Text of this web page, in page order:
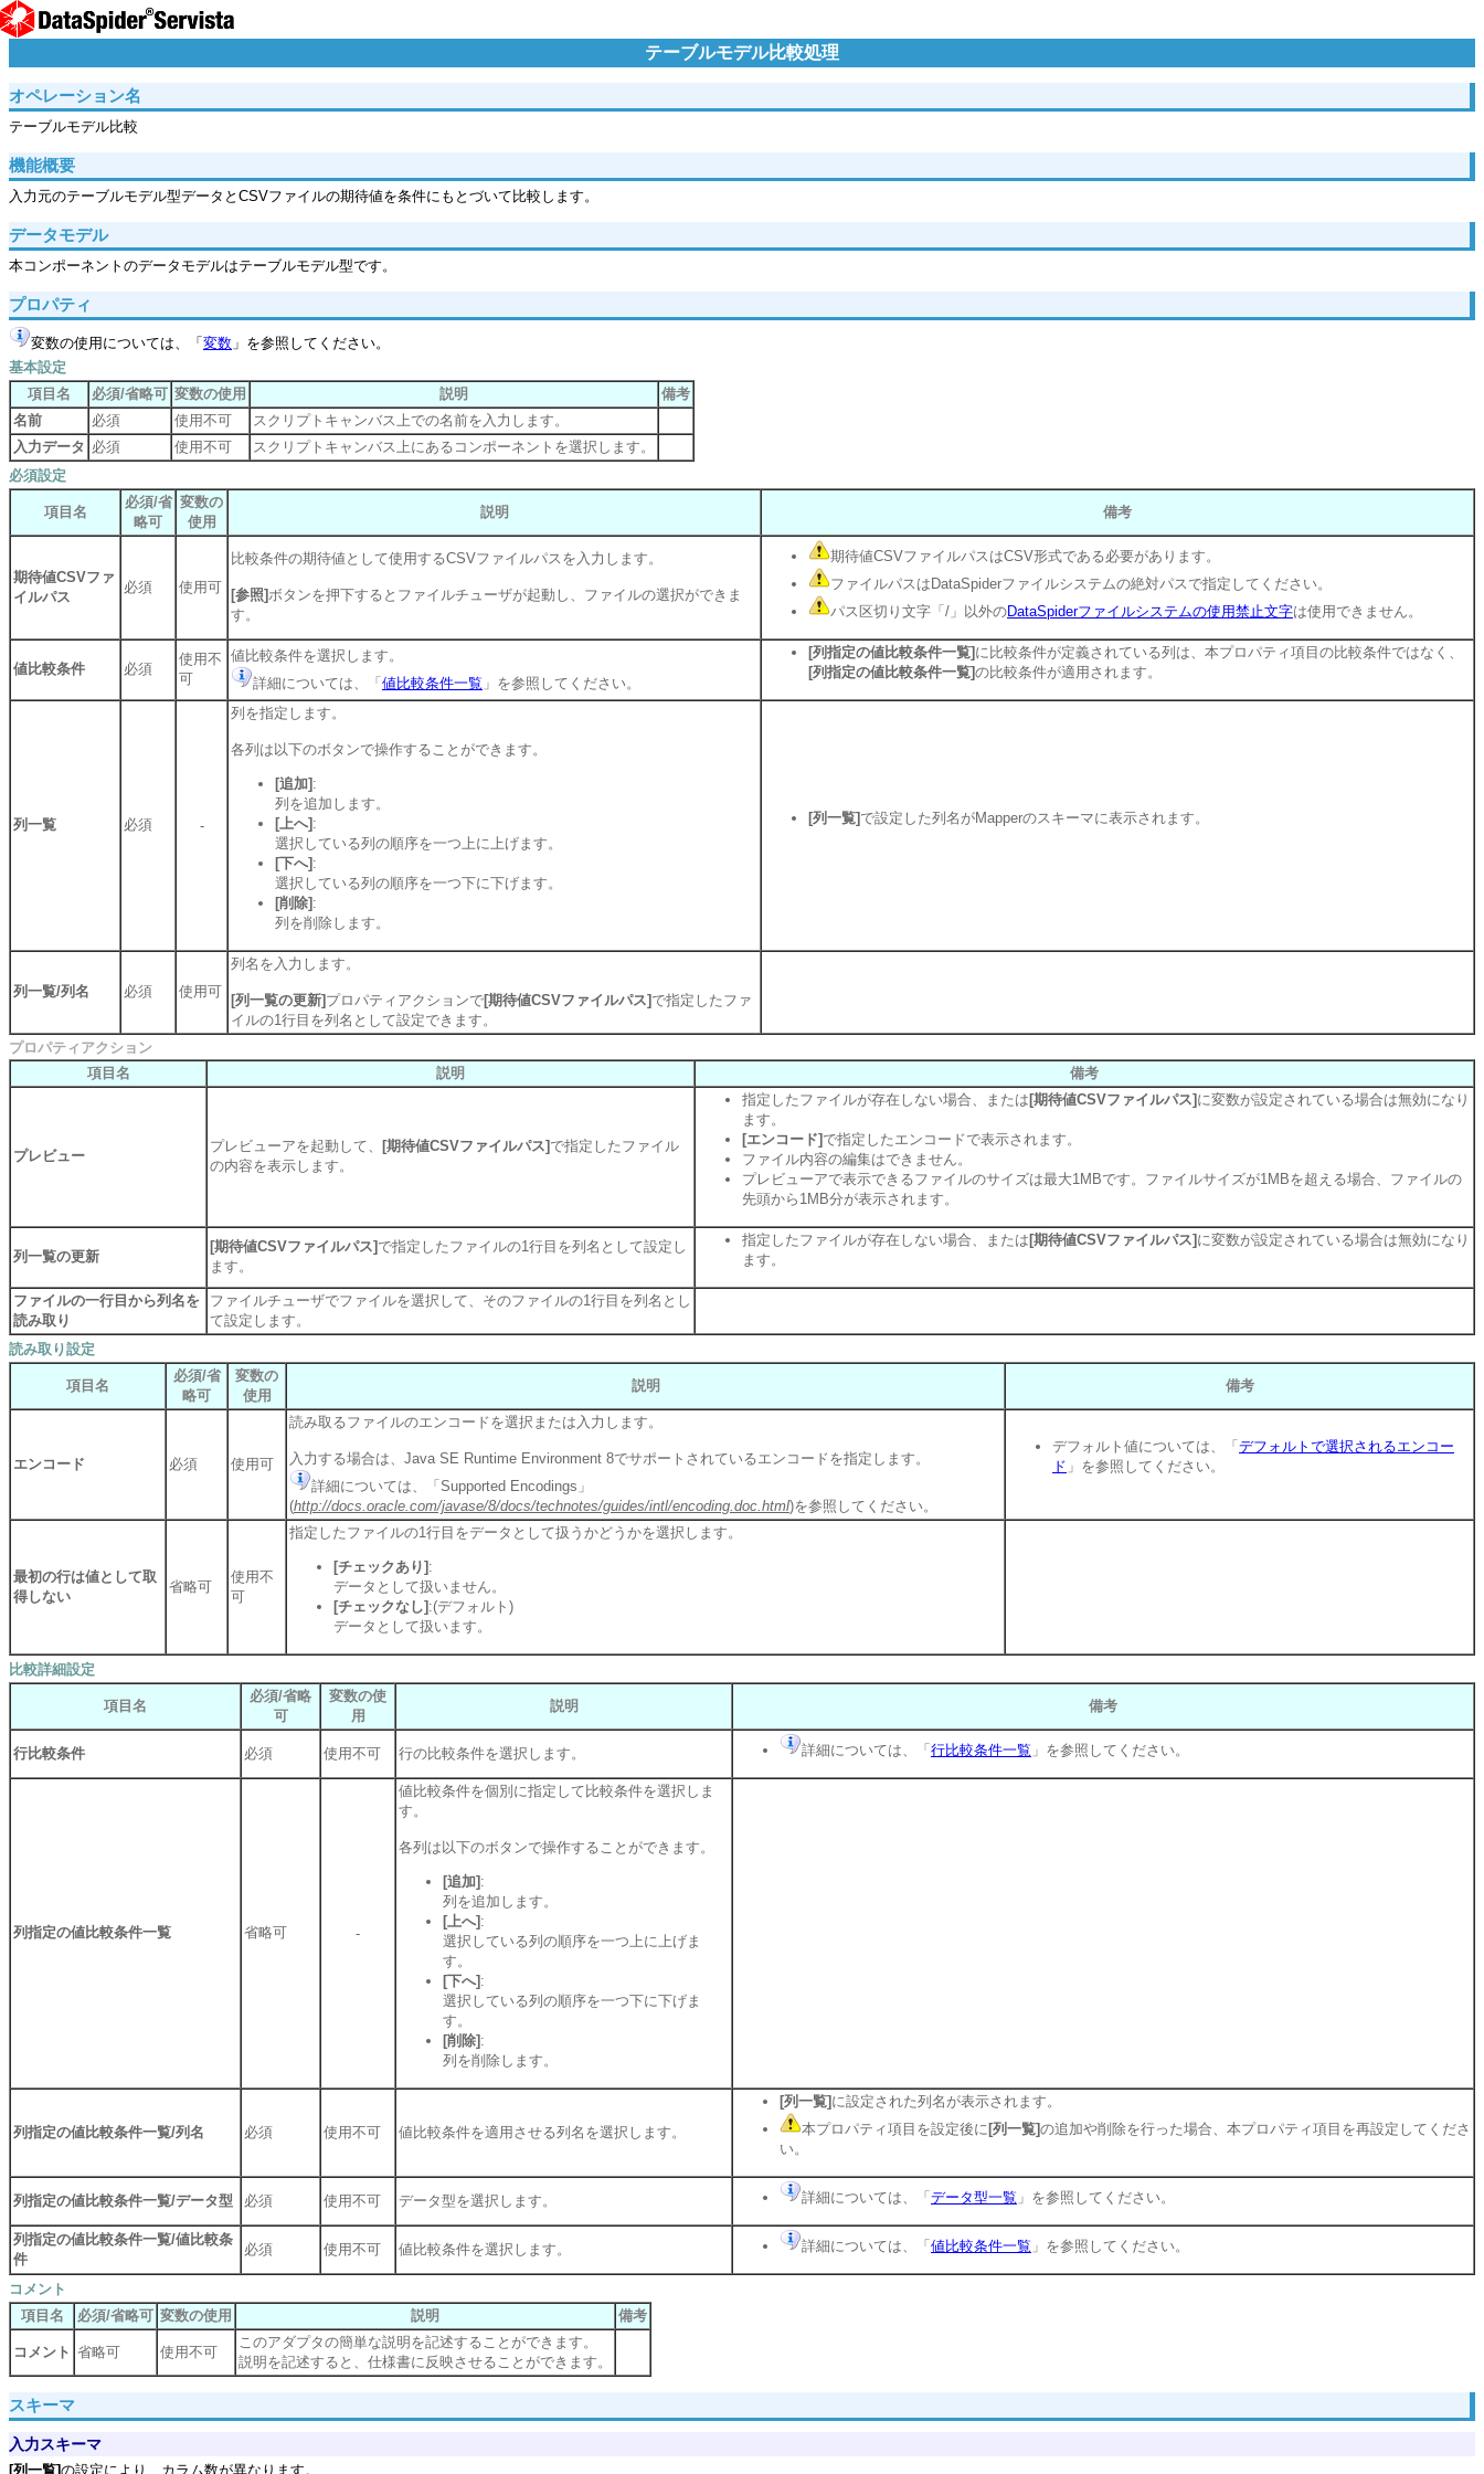
テーブルモデル比較処理
オペレーション名
テーブルモデル比較
機能概要
入力元のテーブルモデル型データとCSVファイルの期待値を条件にもとづいて比較します。
データモデル
本コンポーネントのデータモデルはテーブルモデル型です。
プロパティ
変数の使用については、「 変数 」を参照してください。
基本設定
項目名
必須/省略可 変数の使用 説明
備考
名前
必須 使用不可
スクリプトキャンバス上での名前を入力します。
入力データ 必須 使用不可
スクリプトキャンバス上にあるコンポーネントを選択します。
必須設定
項目名
必須/省
略可
変数の
使用
説明 備考
期待値CSVファ
イルパス
必須 使用可
比較条件の期待値として使用するCSVファイルパスを入力します。
[参照]ボタンを押下するとファイルチューザが起動し、ファイルの選択ができま
す。
期待値CSVファイルパスはCSV形式である必要があります。
ファイルパスはDataSpiderファイルシステムの絶対パスで指定してください。
パス区切り文字「/」以外のDataSpiderファイルシステムの使用禁止文字は使用できません。
値比較条件 必須
使用不
可
値比較条件を選択します。
詳細については、「 値比較条件一覧 」を参照してください。
[列指定の値比較条件一覧] に比較条件が定義されている列は、本プロパティ項目の比較条件ではなく、
[列指定の値比較条件一覧]の比較条件が適用されます。
列一覧 必須 -
列を指定します。
各列は以下のボタンで操作することができます。
[追加] :
列を追加します。
[上へ] :
選択している列の順序を一つ上に上げます。
[下へ] :
選択している列の順序を一つ下に下げます。
[削除] :
列を削除します。
[列一覧] で設定した列名がMapperのスキーマに表示されます。
列一覧/列名 必須 使用可
列名を入力します。
[列一覧の更新] プロパティアクションで[期待値CSVファイルパス] で指定したファ
イルの1行目を列名として設定できます。
プロパティアクション
項目名
説明 備考
プレビュー
プレビューアを起動して、 [期待値CSVファイルパス] で指定したファイル
の内容を表示します。
指定したファイルが存在しない場合、または [期待値CSVファイルパス] に変数が設定されている場合は無効になり
ます。
[エンコード] で指定したエンコードで表示されます。
ファイル内容の編集はできません。
プレビューアで表示できるファイルのサイズは最大1MBです。ファイルサイズが1MBを超える場合、ファイルの
先頭から1MB分が表示されます。
列一覧の更新
[期待値CSVファイルパス] で指定したファイルの1行目を列名として設定し
ます。
指定したファイルが存在しない場合、または [期待値CSVファイルパス] に変数が設定されている場合は無効になり
ます。
ファイルの一行目から列名を
読み取り
ファイルチューザでファイルを選択して、そのファイルの1行目を列名とし
て設定します。
読み取り設定
項目名
必須/省
略可
変数の
使用
説明 備考
エンコード 必須 使用可
読み取るファイルのエンコードを選択または入力します。
入力する場合は、Java SE Runtime Environment 8でサポートされているエンコードを指定します。
詳細については、「Supported Encodings」
(http://docs.oracle.com/javase/8/docs/technotes/guides/intl/encoding.doc.html)を参照してください。
デフォルト値については、「 デフォルトで選択されるエンコー
ド 」を参照してください。
最初の行は値として取
得しない
省略可
使用不
可
指定したファイルの1行目をデータとして扱うかどうかを選択します。
[チェックあり] :
データとして扱いません。
[チェックなし] :(デフォルト)
データとして扱います。
比較詳細設定
項目名
必須/省略
可
変数の使
用
説明 備考
行比較条件 必須 使用不可 行の比較条件を選択します。 詳細については、「 行比較条件一覧 」を参照してください。
列指定の値比較条件一覧 省略可 -
値比較条件を個別に指定して比較条件を選択しま
す。
各列は以下のボタンで操作することができます。
[追加] :
列を追加します。
[上へ] :
選択している列の順序を一つ上に上げま
す。
[下へ] :
選択している列の順序を一つ下に下げま
す。
[削除] :
列を削除します。
列指定の値比較条件一覧/列名 必須 使用不可 値比較条件を適用させる列名を選択します。
[列一覧] に設定された列名が表示されます。
本プロパティ項目を設定後に [列一覧]の追加や削除を行った場合、本プロパティ項目を再設定してくださ
い。
列指定の値比較条件一覧/データ型 必須 使用不可 データ型を選択します。 詳細については、「 データ型一覧 」を参照してください。
列指定の値比較条件一覧/値比較条
件
必須 使用不可 値比較条件を選択します。 詳細については、「 値比較条件一覧 」を参照してください。
コメント
項目名
必須/省略可 変数の使用 説明 備考
コメント 省略可 使用不可
このアダプタの簡単な説明を記述することができます。
説明を記述すると、仕様書に反映させることができます。
スキーマ
入力スキーマ
[列一覧]の設定により、カラム数が異なります。